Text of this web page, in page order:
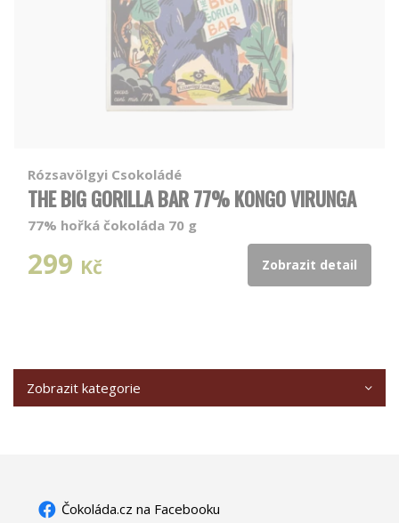
Rózsavölgyi Csokoládé
THE BIG GORILLA BAR 77% KONGO VIRUNGA
77% hořká čokoláda 70 g
299 Kč Zobrazit detail
Zobrazit kategorie
Čokoláda.cz na Facebooku